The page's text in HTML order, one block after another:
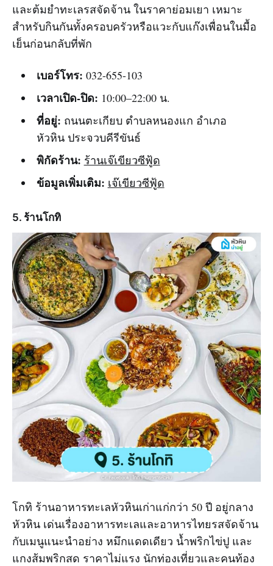
และต้มยำทะเลรสจัดจ้าน ในราคาย่อมเยา เหมาะ
สำหรับกินกันทั้งครอบครัวหรือแวะกับแก๊งเพื่อนในมื้อ
เย็นก่อนกลับที่พัก
เบอร์โทร: 032-655-103
เวลาเปิด-ปิด: 10:00–22:00 น.
ที่อยู่: ถนนตะเกียบ ตำบลหนองแก อำเภอ
หัวหิน ประจวบคีรีขันธ์
พิกัดร้าน: ร้านเจ๊เขียวซีฟู้ด
ข้อมูลเพิ่มเติม: เจ๊เขียวซีฟู้ด
5. ร้านโกทิ
โกทิ ร้านอาหารทะเลหัวหินเก่าแก่กว่า 50 ปี อยู่กลาง
หัวหิน เด่นเรื่องอาหารทะเลและอาหารไทยรสจัดจ้าน
กับเมนูแนะนำอย่าง หมึกแดดเดียว น้ำพริกไข่ปู และ
แกงส้มพริกสด ราคาไม่แรง นักท่องเที่ยวและคนท้อง